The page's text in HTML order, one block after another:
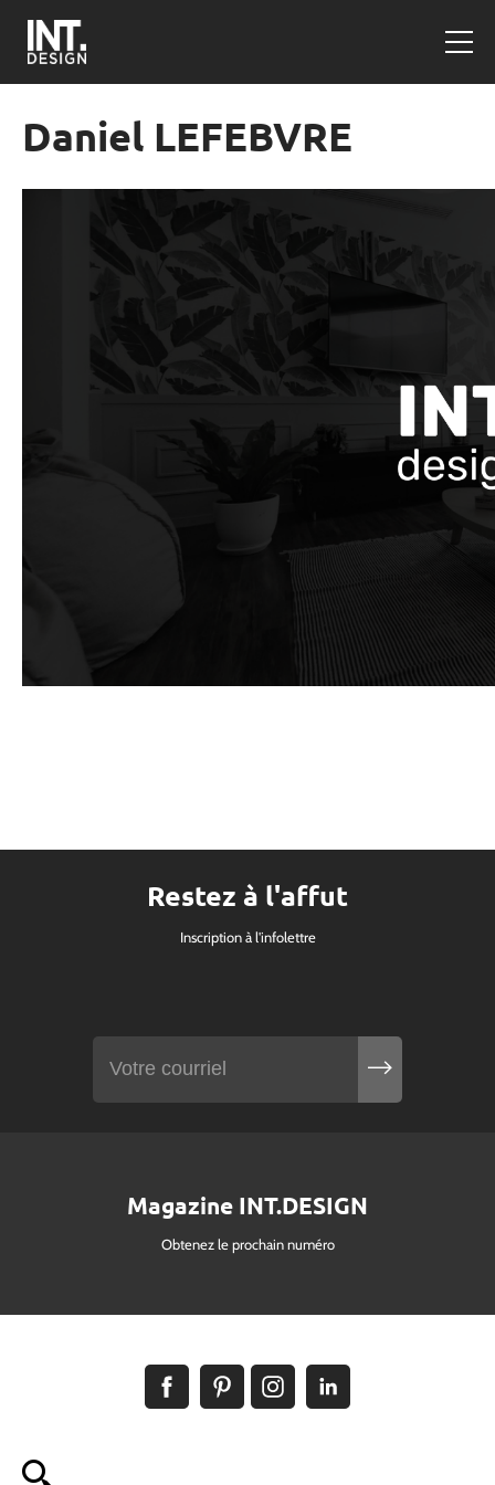
Daniel LEFEBVRE
Restez à l'affut
Inscription à l'infolettre
Magazine INT.DESIGN
Obtenez le prochain numéro